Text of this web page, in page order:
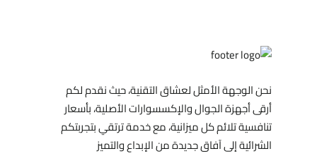
نحن الوجهة الأمثل لعشاق التقنية، حيث نقدم لكم
أرقى أجهزة الجوال والإكسسوارات الأصلية، بأسعار
تنافسية تلائم كل ميزانية، مع خدمة ترتقي بتجربتكم
الشرائية إلى آفاق جديدة من الإبداع والتميز